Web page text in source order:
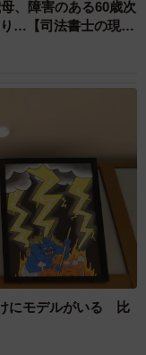
、障害のある60歳次
…【司法書士の現場
にモデルがいる 比